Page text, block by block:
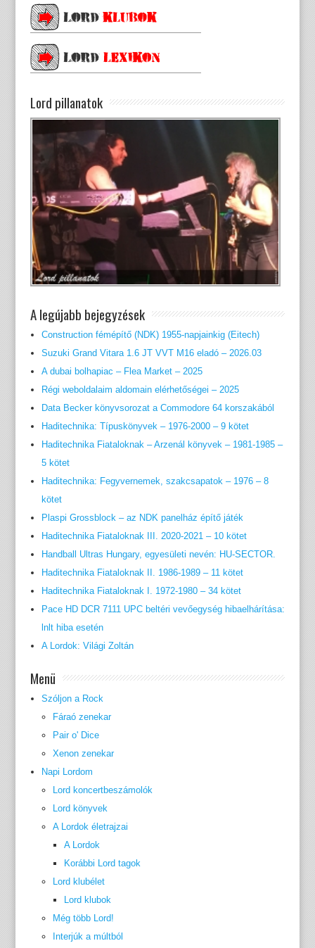
Lord pillanatok
A legújabb bejegyzések
Construction fémépítő (NDK) 1955-napjainkig (Eitech)
Suzuki Grand Vitara 1.6 JT VVT M16 eladó – 2026.03
A dubai bolhapiac – Flea Market – 2025
Régi weboldalaim aldomain elérhetőségei – 2025
Data Becker könyvsorozat a Commodore 64 korszakából
Haditechnika: Típuskönyvek – 1976-2000 – 9 kötet
Haditechnika Fiataloknak – Arzenál könyvek – 1981-1985 –
5 kötet
Haditechnika: Fegyvernemek, szakcsapatok – 1976 – 8
kötet
Plaspi Grossblock – az NDK panelház építő játék
Haditechnika Fiataloknak III. 2020-2021 – 10 kötet
Handball Ultras Hungary, egyesületi nevén: HU-SECTOR.
Haditechnika Fiataloknak II. 1986-1989 – 11 kötet
Haditechnika Fiataloknak I. 1972-1980 – 34 kötet
Pace HD DCR 7111 UPC beltéri vevőegység hibaelhárítása:
lnlt hiba esetén
A Lordok: Világi Zoltán
Menü
Szóljon a Rock
Fáraó zenekar
Pair o' Dice
Xenon zenekar
Napi Lordom
Lord koncertbeszámolók
Lord könyvek
A Lordok életrajzai
A Lordok
Korábbi Lord tagok
Lord klubélet
Lord klubok
Még több Lord!
Interjúk a múltból